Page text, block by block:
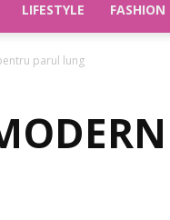
LIFESTYLE FASHION
parul lung